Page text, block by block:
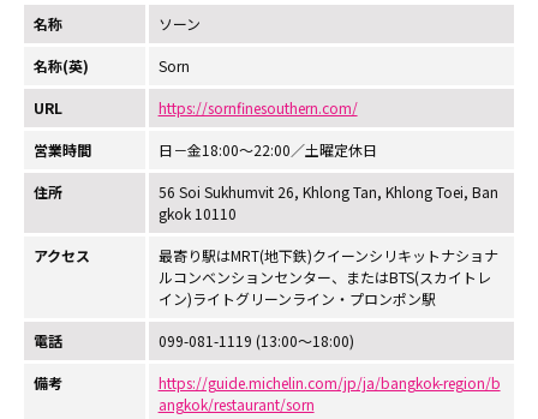
名称 ソーン
名称(英) Sorn
URL https://sornfinesouthern.com/
営業時間 日－金18:00～22:00／土曜定休日
住所
56 Soi Sukhumvit 26, Khlong Tan, Khlong Toei, Ban
gkok 10110
アクセス
最寄り駅はMRT(地下鉄)クイーンシリキットナショナ
ルコンベンションセンター、またはBTS(スカイトレ
イン)ライトグリーンライン・プロンポン駅
電話 099-081-1119 (13:00～18:00)
備考
https://guide.michelin.com/jp/ja/bangkok-region/b
angkok/restaurant/sorn